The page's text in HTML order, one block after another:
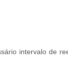
intervalo de